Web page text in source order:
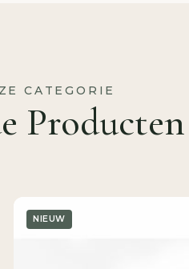
CATEGORIE
Producten
NIEUW